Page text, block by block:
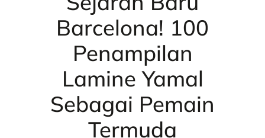
Barcelona! 100
Penampilan
Lamine Yamal
Sebagai Pemain
Termuda